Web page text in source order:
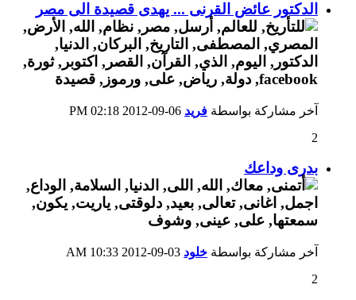
الدكتور عائض القرنى ... يهدى قصيدة الى مصر
آخر مشاركة بواسطة فريد
02:18 PM
2
بدرى وداعك
آخر مشاركة بواسطة خلود
10:33 AM
2